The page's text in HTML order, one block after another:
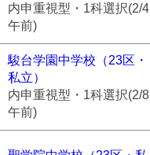
内申重視型・1科選択(2/4
午前)
駿台学園中学校（23区・
私立）
内申重視型・1科選択(2/8
午前)